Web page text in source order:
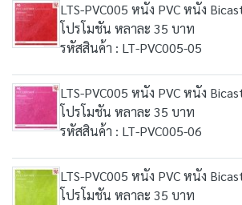
LTS-PVC005 หนัง PVC หนัง
โปรโมชัน หลาละ 35 บาท
รหัสสินค้า : LT-PVC005-05
LTS-PVC005 หนัง PVC หนัง
โปรโมชัน หลาละ 35 บาท
รหัสสินค้า : LT-PVC005-06
LTS-PVC005 หนัง PVC หนัง
โปรโมชัน หลาละ 35 บาท